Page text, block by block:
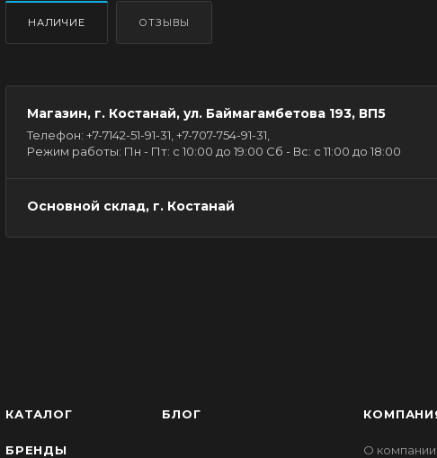
НАЛИЧИЕ ОТЗЫВЫ
Магазин, г. Костанай, ул. Баймагамбетова 193, ВП5
Телефон: +7-7142-51-91-31, +7-707-754-91-31,
Режим работы: Пн - Пт: с 10:00 до 19:00 Сб - Вс: с 11:00 до 18:00
Основной склад, г. Костанай
КАТАЛОГ
БРЕНДЫ
БЛОГ
О компании